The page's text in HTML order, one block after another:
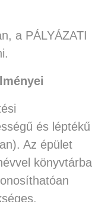
a PÁLYÁZATI
és léptékű
Az épület
könyvtárba